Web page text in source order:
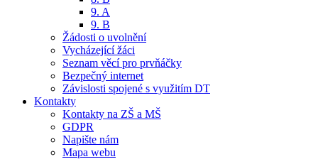
9. A
9. B
Žádosti o uvolnění
Vycházející žáci
Seznam věcí pro prvňáčky
Bezpečný internet
Závislosti spojené s využitím DT
Kontakty
Kontakty na ZŠ a MŠ
GDPR
Napište nám
Mapa webu